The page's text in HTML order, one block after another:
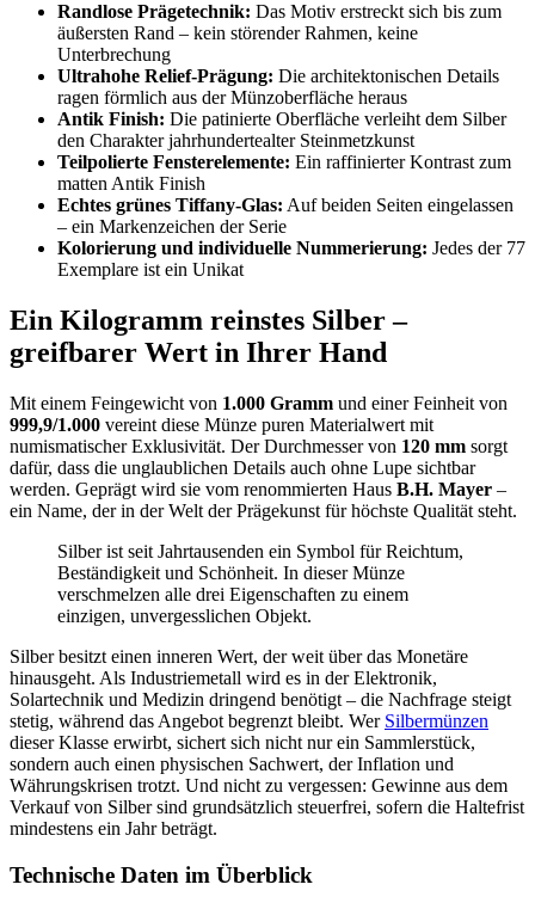
Randlose Prägetechnik: Das Motiv erstreckt sich bis zum
äußersten Rand – kein störender Rahmen, keine
Unterbrechung
Ultrahohe Relief-Prägung: Die architektonischen Details
ragen förmlich aus der Münzoberfläche heraus
Antik Finish: Die patinierte Oberfläche verleiht dem Silber
den Charakter jahrhundertealter Steinmetzkunst
Teilpolierte Fensterelemente: Ein raffinierter Kontrast zum
matten Antik Finish
Echtes grünes Tiffany-Glas: Auf beiden Seiten eingelassen
– ein Markenzeichen der Serie
Kolorierung und individuelle Nummerierung: Jedes der 77
Exemplare ist ein Unikat
Ein Kilogramm reinstes Silber –
greifbarer Wert in Ihrer Hand
Mit einem Feingewicht von 1.000 Gramm und einer Feinheit von
999,9/1.000 vereint diese Münze puren Materialwert mit
numismatischer Exklusivität. Der Durchmesser von 120 mm sorgt
dafür, dass die unglaublichen Details auch ohne Lupe sichtbar
werden. Geprägt wird sie vom renommierten Haus B.H. Mayer –
ein Name, der in der Welt der Prägekunst für höchste Qualität steht.
Silber ist seit Jahrtausenden ein Symbol für Reichtum,
Beständigkeit und Schönheit. In dieser Münze
verschmelzen alle drei Eigenschaften zu einem
einzigen, unvergesslichen Objekt.
Silber besitzt einen inneren Wert, der weit über das Monetäre
hinausgeht. Als Industriemetall wird es in der Elektronik,
Solartechnik und Medizin dringend benötigt – die Nachfrage steigt
stetig, während das Angebot begrenzt bleibt. Wer Silbermünzen
dieser Klasse erwirbt, sichert sich nicht nur ein Sammlerstück,
sondern auch einen physischen Sachwert, der Inflation und
Währungskrisen trotzt. Und nicht zu vergessen: Gewinne aus dem
Verkauf von Silber sind grundsätzlich steuerfrei, sofern die Haltefrist
mindestens ein Jahr beträgt.
Technische Daten im Überblick